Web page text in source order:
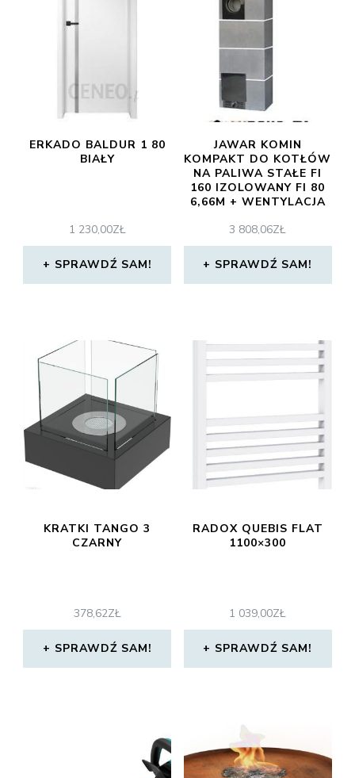
ERKADO BALDUR 1 80
BIAŁY
1 230,00ZŁ
SPRAWDŹ SAM!
JAWAR KOMIN
KOMPAKT DO KOTŁÓW
NA PALIWA STAŁE FI
160 IZOLOWANY FI 80
6,66M + WENTYLACJA
3 808,06ZŁ
SPRAWDŹ SAM!
KRATKI TANGO 3
CZARNY
378,62ZŁ
SPRAWDŹ SAM!
RADOX QUEBIS FLAT
1100×300
1 039,00ZŁ
SPRAWDŹ SAM!